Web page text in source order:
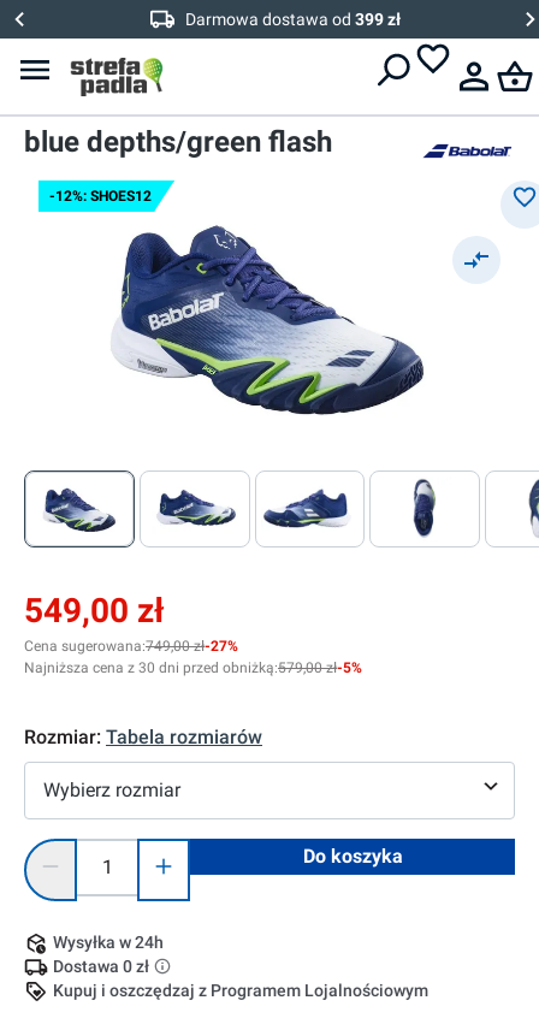
Darmowa dostawa od 399 zł
Męskie buty do padla
Babolat Premura 3 Lebron -
blue depths/green flash
-12%: SHOES12
549,00 zł
Cena sugerowana:749,00 zł-27%
Najniższa cena z 30 dni przed obniżką:579,00 zł-5%
Rozmiar: Tabela rozmiarów
Wybierz rozmiar
Ilość produktu: Wprowadź żądaną ilość lub użyj
Do koszyka
Wysyłka w 24h
Dostawa 0 zł
Kupuj i oszczędzaj z Programem Lojalnościowym